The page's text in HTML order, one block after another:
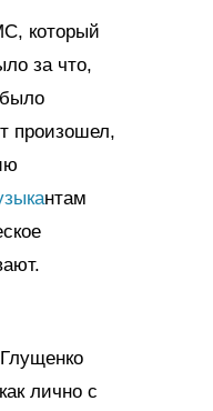
который
за что,
произошел,
нтам
лично с